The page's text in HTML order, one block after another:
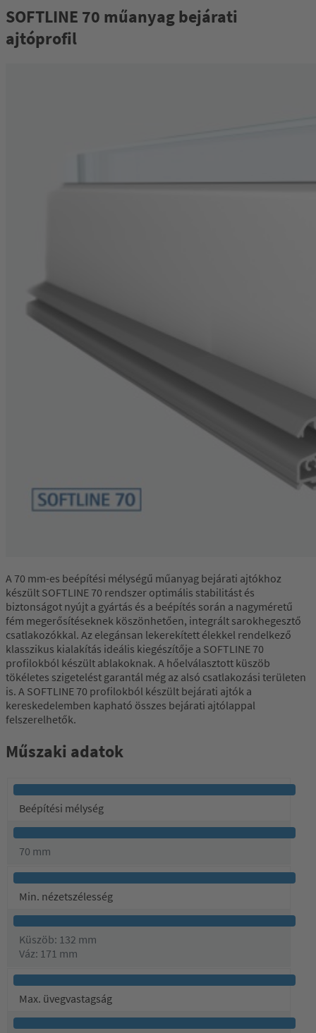
SOFTLINE 70 műanyag bejárati
ajtóprofil
A 70 mm-es beépítési mélységű műanyag bejárati ajtókhoz
készült SOFTLINE 70 rendszer optimális stabilitást és
biztonságot nyújt a gyártás és a beépítés során a nagyméretű
fém megerősítéseknek köszönhetően, integrált sarokhegesztő
csatlakozókkal. Az elegánsan lekerekített élekkel rendelkező
klasszikus kialakítás ideális kiegészítője a SOFTLINE 70
profilokból készült ablakoknak. A hőelválasztott küszöb
tökéletes szigetelést garantál még az alsó csatlakozási területen
is. A SOFTLINE 70 profilokból készült bejárati ajtók a
kereskedelemben kapható összes bejárati ajtólappal
felszerelhetők.
Műszaki adatok
Beépítési mélység
70 mm
Min. nézetszélesség
Küszöb: 132 mm
Váz: 171 mm
Max. üvegvastagság